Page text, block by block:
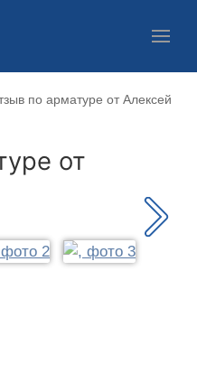
по арматуре от Алексей
от